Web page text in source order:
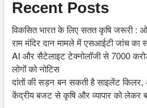
Recent Posts
विकसित भारत के लिए सतत कृषि जरूरी :
राम मंदिर दान मामले में एसआईटी जांच का
AI और सैटेलाइट टेक्नोलॉजी से 7000
लोगों को नोटिस
दांतों की सड़न बन सकती है साइलेंट किलर,
केंद्रीय बजट से कृषि और व्यापार को लेकर